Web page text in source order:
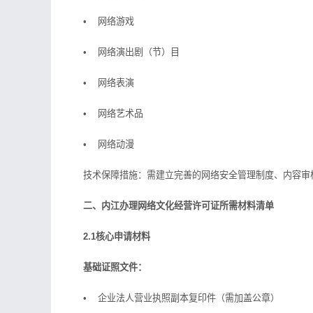
• 网络游戏
• 网络演出剧（节）目
• 网络表演
• 网络艺术品
• 网络动漫
技术保障措施：需建立完善的网络安全管理制度、内容审
二、内江办理网络文化经营许可证所需材料清单
2.1核心申请材料
基础证照文件：
• 企业法人营业执照副本复印件（需加盖公章）